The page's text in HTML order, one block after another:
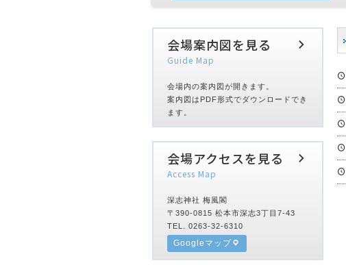
会場案内図を見る
Guide Map
会場内の案内図が開きます。
案内図はPDF形式でダウンロードでき
ます。
会場アクセスを見る
Access Map
深志神社 梅風閣
〒390-0815 松本市深志3丁目7-43
TEL. 0263-32-6310
Googleマップ